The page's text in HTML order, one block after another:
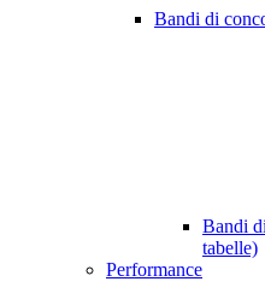
Bandi di
Bandi
tabelle)
Performance